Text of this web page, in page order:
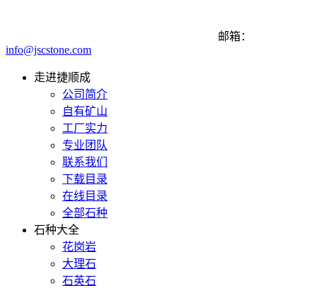
邮箱：
info@jscstone.com
走进捷顺成
公司简介
自有矿山
工厂实力
专业团队
联系我们
下载目录
在线目录
全部石种
石种大全
花岗岩
大理石
石英石